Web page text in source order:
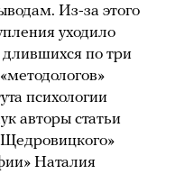
Из-за этого
уходило
длившихся по три
психологии
авторы статьи
Наталия